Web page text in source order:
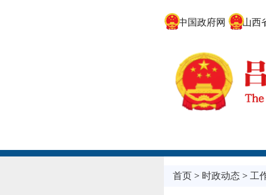
中国政府网 山西省
首页> 时政动态> 工